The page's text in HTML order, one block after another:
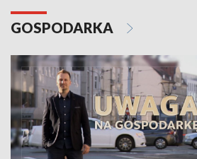
GOSPODARKA